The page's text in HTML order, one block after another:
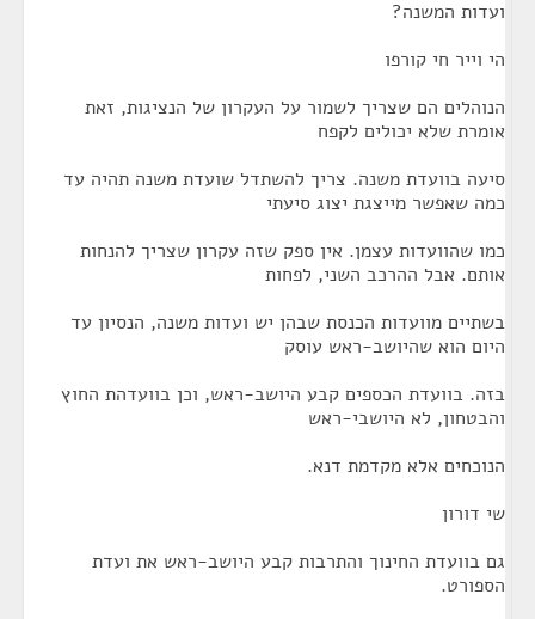
ועדות המשנה?
הי וייר חי קורפו
הנוהלים הם שצריך לשמור על העקרון של הנציגות, זאת
אומרת שלא יכולים לקפח
סיעה בוועדת משנה. צריך להשתדל שועדת משנה תהיה עד
כמה שאפשר מייצגת יצוג סיעתי
כמו שהוועדות עצמן. אין ספק שזה עקרון שצריך להנחות
אותם. אבל ההרכב השני, לפחות
בשתיים מוועדות הכנסת שבהן יש ועדות משנה, הנסיון עד
היום הוא שהיושב-ראש עוסק
בזה. בוועדת הכספים קבע היושב-ראש, וכן בוועדהת החוץ
והבטחון, לא היושבי-ראש
הנוכחים אלא מקדמת דנא.
שי דורון
גם בוועדת החינוך והתרבות קבע היושב-ראש את ועדת
הספורט.